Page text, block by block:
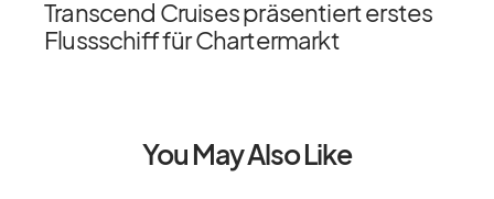
Transcend Cruises präsentiert erstes
Flussschiff für Chartermarkt
You May Also Like